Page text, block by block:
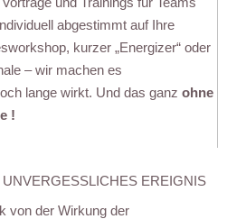
abgestimmt auf Ihre
kurzer „Energizer“ oder
– wir machen es
lange wirkt. Und das ganz ohne
!
EREIGNIS
von der Wirkung der